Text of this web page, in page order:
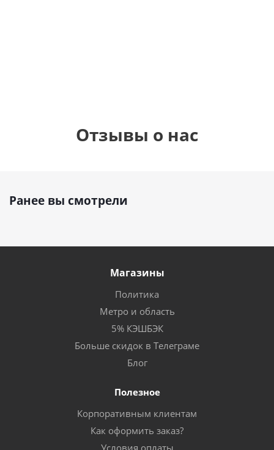
Отзывы о нас
Ранее вы смотрели
Магазины
Политика
Метро и область
5% КЭШБЭК
Больше скидок в Телеграме
Блог
Полезное
Корпоративным клиентам
Как оформить заказ?
Условия оплаты